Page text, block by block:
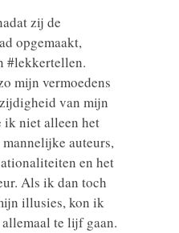
zij de
opgemaakt,
#lekkertellen.
mijn vermoedens
van mijn
ik niet alleen het
auteurs,
en het
Als ik dan toch
illusies, kon ik
te lijf gaan.